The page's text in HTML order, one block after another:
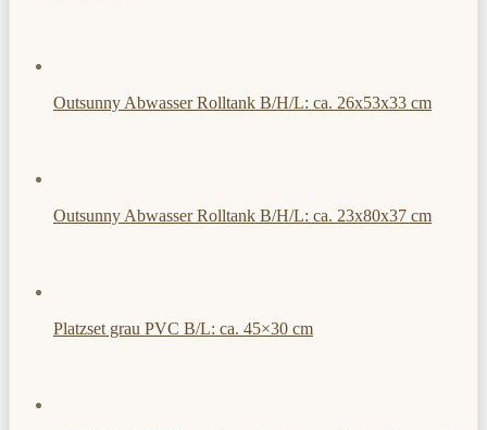
Outsunny Abwasser Rolltank B/H/L: ca. 26x53x33 cm
Outsunny Abwasser Rolltank B/H/L: ca. 23x80x37 cm
Platzset grau PVC B/L: ca. 45×30 cm